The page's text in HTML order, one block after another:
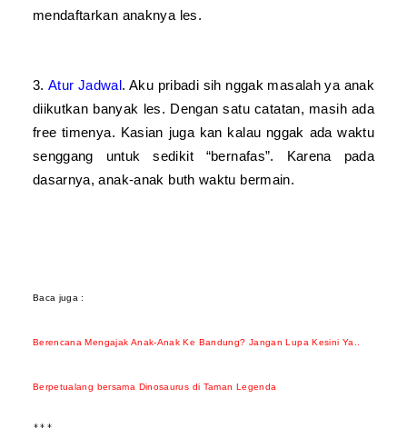
mendaftarkan anaknya les.
3.Atur Jadwal . Aku pribadi sih nggak masalah ya anak
diikutkan banyak les. Dengan satu catatan, masih ada
free timenya. Kasian juga kan kalau nggak ada waktu
senggang untuk sedikit “bernafas”. Karena pada
dasarnya, anak-anak buth waktu bermain.
Baca juga :
Berencana Mengajak Anak-Anak Ke Bandung? Jangan Lupa Kesini Ya..
Berpetualang bersama Dinosaurus di Taman Legenda
***